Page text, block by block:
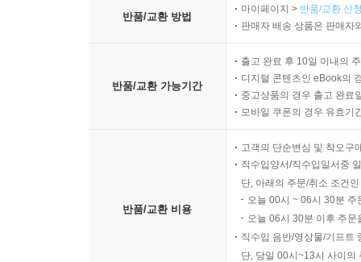
반품/교환 방법
마이페이지 > 반품/교환 신
판매자 배송 상품은 판매자
반품/교환 가능기간
출고 완료 후 10일 이내의
디지털 콘텐츠인 eBook의
중고상품의 경우 출고 완료
모바일 쿠폰의 경우 유효기
반품/교환 비용
고객의 단순변심 및 착오구
직수입양서/직수입일서중
단, 아래의 주문/취소 조건
오늘 00시 ~ 06시 30분
오늘 06시 30분 이후 주
직수입 음반/영상물/기프트
단, 당일 00시~13시 사이의